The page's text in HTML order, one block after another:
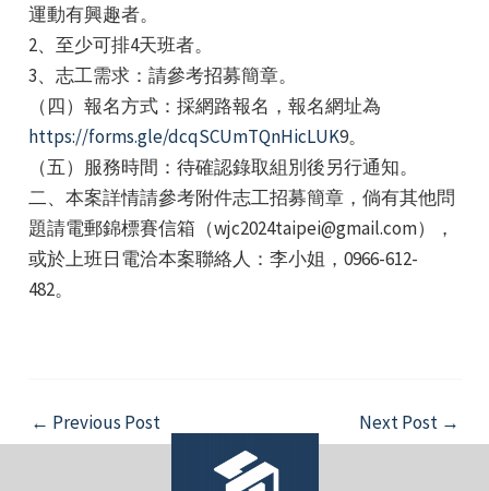
運動有興趣者。
2、至少可排4天班者。
3、志工需求：請參考招募簡章。
（四）報名方式：​採網路報名，報名網址為
https://forms.gle/dcqSCUmTQnHicLUK9。
（五）服務時間：​待確認錄取組別後另行通知。
​二、本案詳情請參考附件志工招募簡章，倘有其他問
題請電郵錦標賽信箱（wjc2024taipei@gmail.com），
或於上班日電洽本案聯絡人：李小姐，0966-612-
482。
Post
navigation
← Previous Post Next Post →